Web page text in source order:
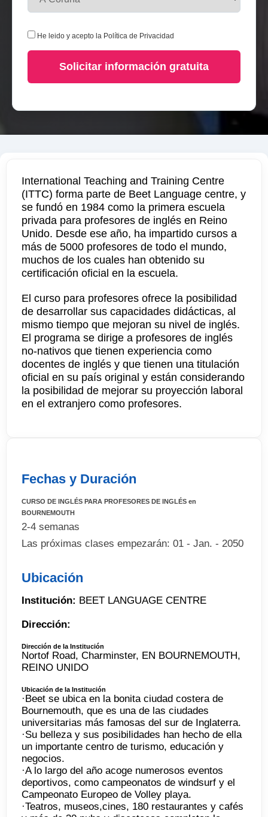
He leido y acepto la Política de Privacidad
Solicitar información gratuita
International Teaching and Training Centre
(ITTC) forma parte de Beet Language centre, y
se fundó en 1984 como la primera escuela
privada para profesores de inglés en Reino
Unido. Desde ese año, ha impartido cursos a
más de 5000 profesores de todo el mundo,
muchos de los cuales han obtenido su
certificación oficial en la escuela.
El curso para profesores ofrece la posibilidad
de desarrollar sus capacidades didácticas, al
mismo tiempo que mejoran su nivel de inglés.
El programa se dirige a profesores de inglés
no-nativos que tienen experiencia como
docentes de inglés y que tienen una titulación
oficial en su país original y están considerando
la posibilidad de mejorar su proyección laboral
en el extranjero como profesores.
Fechas y Duración
CURSO DE INGLÉS PARA PROFESORES DE INGLÉS en
BOURNEMOUTH
2-4 semanas
Las próximas clases empezarán: 01 - Jan. - 2050
Ubicación
Institución: BEET LANGUAGE CENTRE
Dirección:
Dirección de la Institución
Nortof Road, Charminster, EN BOURNEMOUTH,
REINO UNIDO
Ubicación de la Institución
·Beet se ubica en la bonita ciudad costera de
Bournemouth, que es una de las ciudades
universitarias más famosas del sur de Inglaterra.
·Su belleza y sus posibilidades han hecho de ella
un importante centro de turismo, educación y
negocios.
·A lo largo del año acoge numerosos eventos
deportivos, como campeonatos de windsurf y el
Campeonato Europeo de Volley playa.
·Teatros, museos,cines, 180 restaurantes y cafés